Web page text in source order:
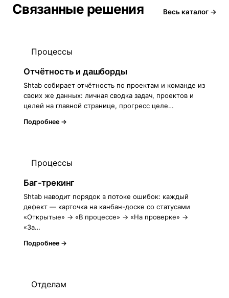
Связанные решения Весь каталог →
Процессы
Отчётность и дашборды
Shtab собирает отчётность по проектам и команде из
своих же данных: личная сводка задач, проектов и
целей на главной странице, прогресс целе…
Подробнее →
Процессы
Баг-трекинг
Shtab наводит порядок в потоке ошибок: каждый
дефект — карточка на канбан-доске со статусами
«Открытые» → «В процессе» → «На проверке» →
«За…
Подробнее →
Отделам